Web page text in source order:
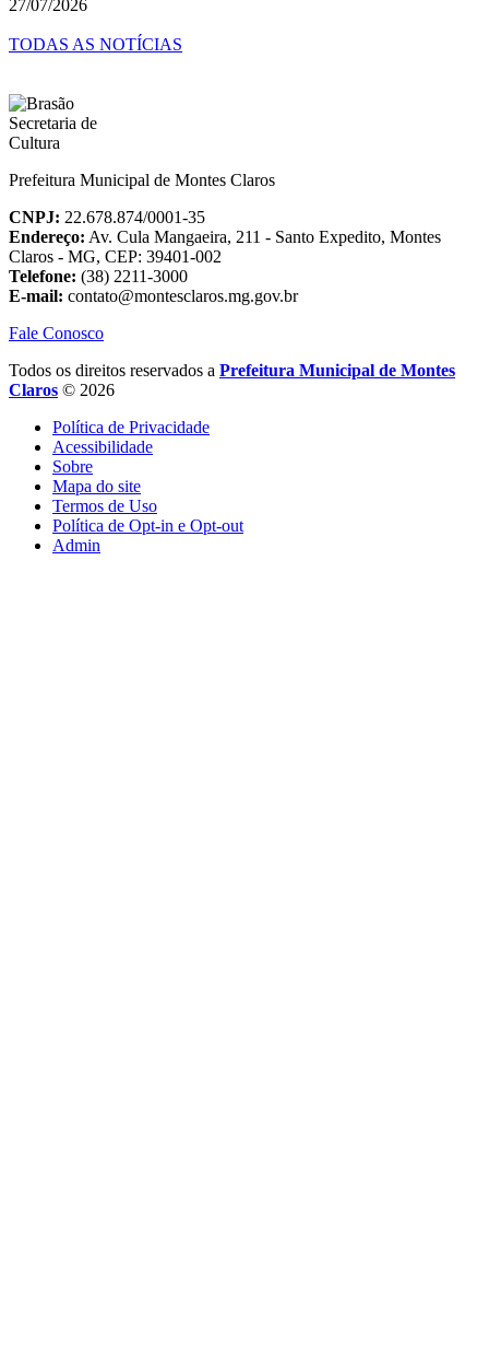
27/07/2026
TODAS AS NOTÍCIAS
Prefeitura Municipal de Montes Claros
CNPJ: 22.678.874/0001-35
Endereço: Av. Cula Mangaeira, 211 - Santo Expedito, Montes
Claros - MG, CEP: 39401-002
Telefone: (38) 2211-3000
E-mail: contato@montesclaros.mg.gov.br
Fale Conosco
Todos os direitos reservados a Prefeitura Municipal de Montes
Claros © 2026
Política de Privacidade
Acessibilidade
Sobre
Mapa do site
Termos de Uso
Política de Opt-in e Opt-out
Admin